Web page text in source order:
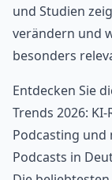
und Studien
verändern und
besonders
Entdecken Sie
Trends 2026:
Podcasting und
Podcasts in